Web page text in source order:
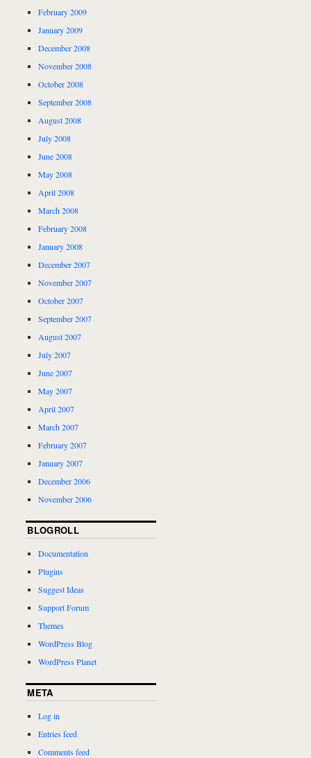
February 2009
January 2009
December 2008
November 2008
October 2008
September 2008
August 2008
July 2008
June 2008
May 2008
April 2008
March 2008
February 2008
January 2008
December 2007
November 2007
October 2007
September 2007
August 2007
July 2007
June 2007
May 2007
April 2007
March 2007
February 2007
January 2007
December 2006
November 2006
BLOGROLL
Documentation
Plugins
Suggest Ideas
Support Forum
Themes
WordPress Blog
WordPress Planet
META
Log in
Entries feed
Comments feed